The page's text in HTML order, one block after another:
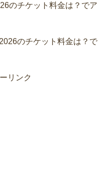
のチケット料金は？でア
のチケット料金は？で
リンク